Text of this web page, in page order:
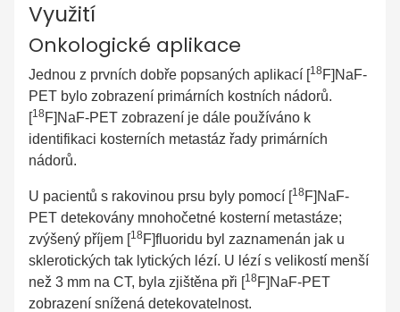
Využití
Onkologické aplikace
Jednou z prvních dobře popsaných aplikací [18F]NaF-
PET bylo zobrazení primárních kostních nádorů.
[18F]NaF-PET zobrazení je dále používáno k
identifikaci kosterních metastáz řady primárních
nádorů.
U pacientů s rakovinou prsu byly pomocí [18F]NaF-
PET detekovány mnohočetné kosterní metastáze;
zvýšený příjem [18F]fluoridu byl zaznamenán jak u
sklerotických tak lytických lézí. U lézí s velikostí menší
než 3 mm na CT, byla zjištěna při [18F]NaF-PET
zobrazení snížená detekovatelnost.